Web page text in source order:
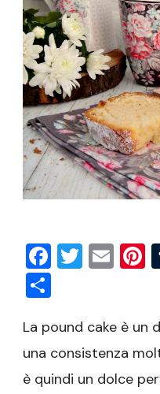
La pound cake è un
una consistenza
è quindi un dolce